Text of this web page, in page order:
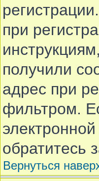
при
получили
адрес при
фильтром.
обратитесь
Вернуться